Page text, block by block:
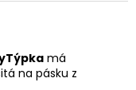
má
na pásku z